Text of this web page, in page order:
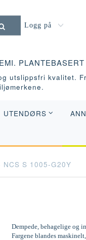
Logg på
utslippsfri kvalitet.
UTENDØRS
NCS S 1005-G20Y
Dempede, behagelige og
Fargene blandes